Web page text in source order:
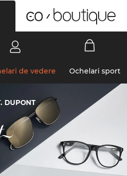
de vedere Ochelari sport
DUPONT